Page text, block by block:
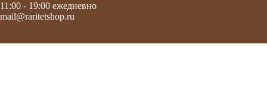
11:00 - 19:00 ежедневно
mail@raritetshop.ru